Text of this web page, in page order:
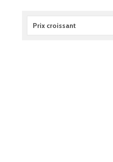
Prix croissant